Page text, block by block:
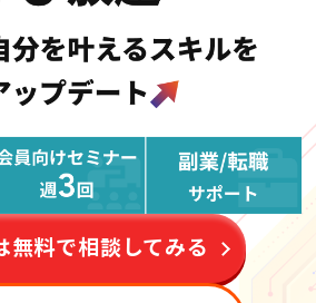
無料で相談してみる